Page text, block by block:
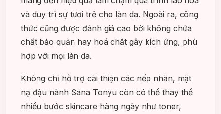
và duy trì sự tươi trẻ cho làn da. Ngoài ra, công
thức cũng được đánh giá cao bởi không chứa
chất bảo quản hay hoá chất gây kích ứng, phù
hợp với mọi làn da.
Không chỉ hỗ trợ cải thiện các nếp nhăn, mặt
nạ đậu nành Sana Tonyu còn có thể thay thế
nhiều bước skincare hàng ngày như toner,